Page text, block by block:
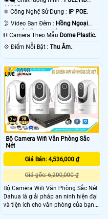
1080P .
⚛️ Công Nghệ Sử Dụng :
IP POE.
🌛 Video Ban Đêm : Hồng Ngoại
30m Có Màu Ban Ðêm.
⛓ Camera Theo Mẫu Dome Plastic.
️💠 Điểm Nỗi Bật :Thu Âm.
Bộ Camera Wifi Văn Phòng Sắc
Nét
Giá Bán: 4,536,000 ₫
Giá gốc: 6,200,000 ₫
Bộ Camera Wifi Văn Phòng Sắc Nét
Dahua là giải pháp an ninh hiện đại
và tiện ích cho văn phòng của bạn.
Camera DH-H4C được trang bị trang
3698